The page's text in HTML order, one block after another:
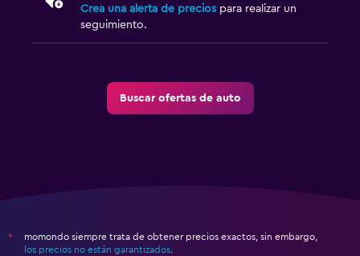
Crea una alerta de precios para realizar un
seguimiento.
Buscar ofertas de auto
*
momondo siempre trata de obtener precios exactos, sin embargo,
los precios no están garantizados.